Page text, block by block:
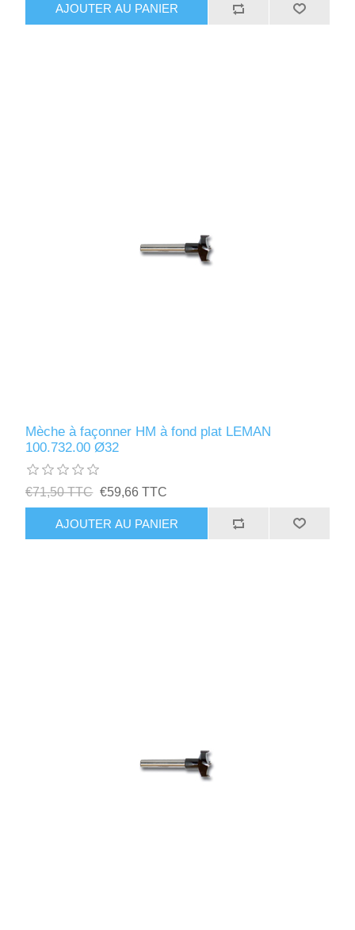
Mèche à façonner HM à fond plat LEMAN
100.732.00 Ø32
€71,50 TTC €59,66 TTC